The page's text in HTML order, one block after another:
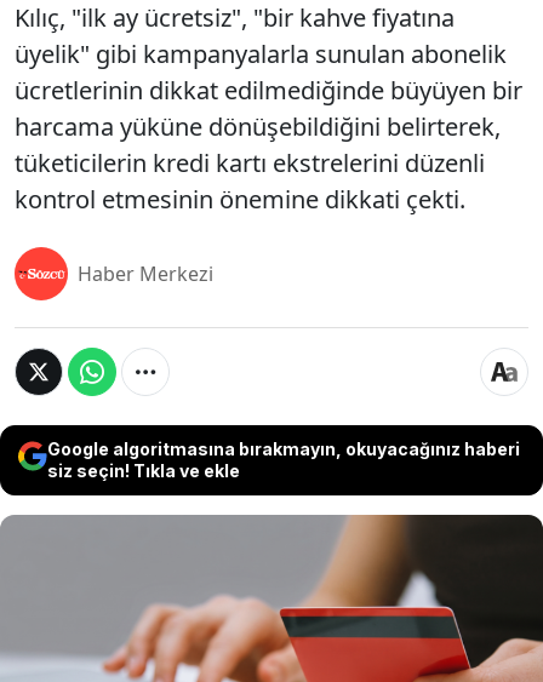
Kılıç, "ilk ay ücretsiz", "bir kahve fiyatına
üyelik" gibi kampanyalarla sunulan abonelik
ücretlerinin dikkat edilmediğinde büyüyen bir
harcama yüküne dönüşebildiğini belirterek,
tüketicilerin kredi kartı ekstrelerini düzenli
kontrol etmesinin önemine dikkati çekti.
Haber Merkezi
Google algoritmasına bırakmayın, okuyacağınız haberi
siz seçin! Tıkla ve ekle
Tüketici Hakları Derneği Genel Başkanı Ergün
Kılıç, "ilk ay ücretsiz", "bir kahve fiyatına üyelik"
gibi kampanyalarla sunulan abonelik ücretlerinin
dikkat edilmediğinde büyüyen bir harcama